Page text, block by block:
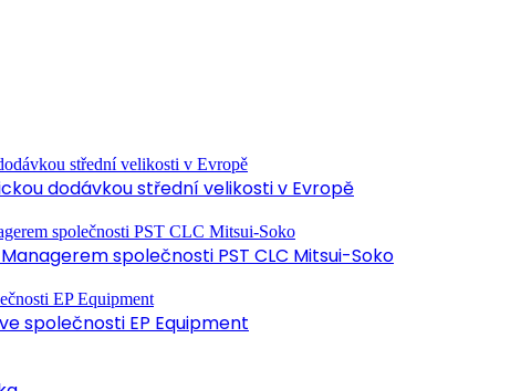
dodávkou střední velikosti v Evropě
společnosti PST CLC Mitsui-Soko
společnosti EP Equipment